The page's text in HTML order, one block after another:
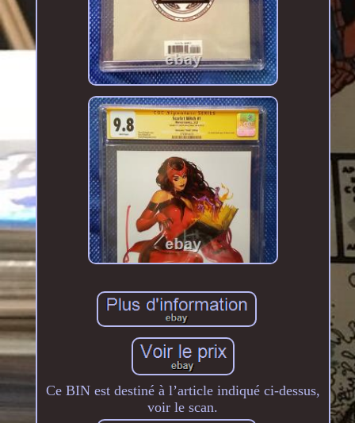
Ce BIN est destiné à l’article indiqué ci-dessus,
voir le scan.